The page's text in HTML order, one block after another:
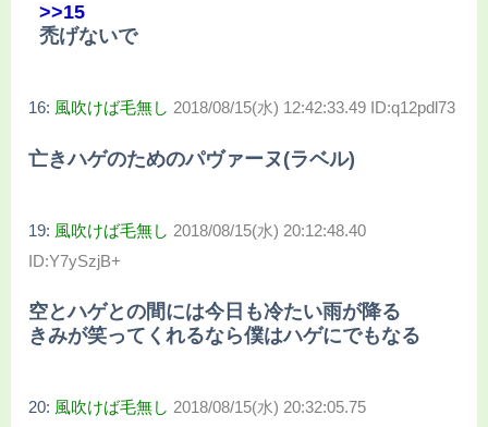
>>15
禿げないで
16: 風吹けば毛無し 2018/08/15(水) 12:42:33.49 ID:q12pdl73
亡きハゲのためのパヴァーヌ(ラベル)
19: 風吹けば毛無し 2018/08/15(水) 20:12:48.40
ID:Y7ySzjB+
空とハゲとの間には今日も冷たい雨が降る
きみが笑ってくれるなら僕はハゲにでもなる
20: 風吹けば毛無し 2018/08/15(水) 20:32:05.75